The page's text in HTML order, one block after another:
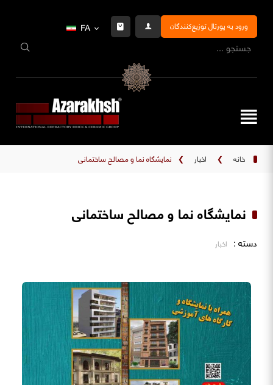
ورود به پورتال توزیع‌کنندگان FA
خانه ❯ اخبار ❯ نمایشگاه نما و مصالح ساختمانی
نمایشگاه نما و مصالح ساختمانی
دسته : اخبار